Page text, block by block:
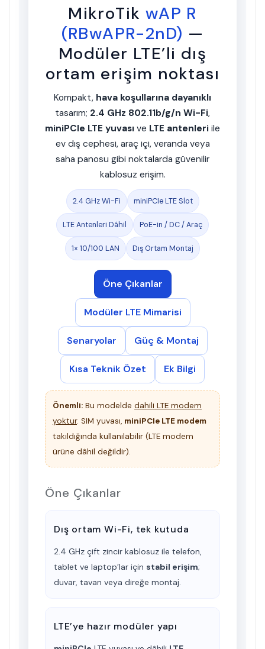
MikroTik wAP R
(RBwAPR-2nD) —
Modüler LTE’li dış
ortam erişim noktası
Kompakt, hava koşullarına dayanıklı
tasarım; 2.4 GHz 802.11b/g/n Wi-Fi,
miniPCIe LTE yuvası ve LTE antenleri ile
ev dış cephesi, araç içi, veranda veya
saha panosu gibi noktalarda güvenilir
kablosuz erişim.
2.4 GHz Wi-Fi miniPCIe LTE Slot
LTE Antenleri Dâhil PoE-in / DC / Araç
1× 10/100 LAN Dış Ortam Montaj
Öne Çıkanlar
Modüler LTE Mimarisi
Senaryolar Güç & Montaj
Kısa Teknik Özet Ek Bilgi
Önemli: Bu modelde dahili LTE modem
yoktur. SIM yuvası, miniPCIe LTE modem
takıldığında kullanılabilir (LTE modem
ürüne dâhil değildir).
Öne Çıkanlar
Dış ortam Wi-Fi, tek kutuda
2.4 GHz çift zincir kablosuz ile telefon,
tablet ve laptop’lar için stabil erişim;
duvar, tavan veya direğe montaj.
LTE’ye hazır modüler yapı